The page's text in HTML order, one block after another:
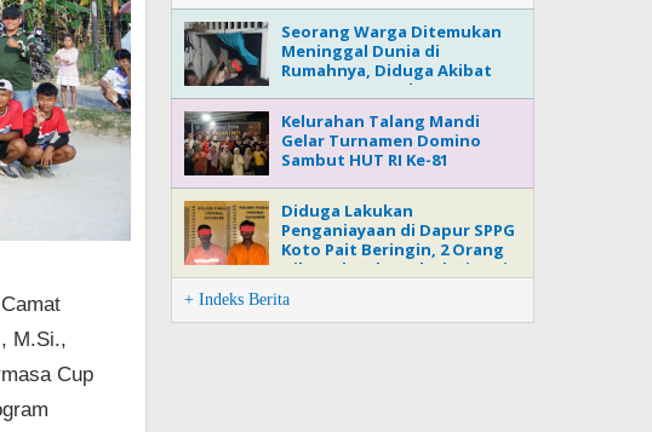
M.Si.,
Cup
Seorang Warga Ditemukan
Meninggal Dunia di
Rumahnya, Diduga Akibat
Gangguan Kesehatan
Kelurahan Talang Mandi
Gelar Turnamen Domino
Sambut HUT RI Ke-81
Diduga Lakukan
Penganiayaan di Dapur SPPG
Koto Pait Beringin, 2 Orang
Dilaporkan ke Polsek Pinggir
+ Indeks Berita